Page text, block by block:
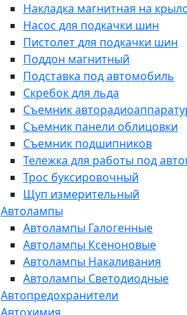
Накладка магнитная на
Насос для подкачки шин
Пистолет для подкачки шин
Поддон магнитный
Подставка под автомобиль
Скребок для льда
Съемник
Съемник панели облицовки
Съемник подшипников
Тележка для работы под
Трос буксировочный
Щуп измерительный
Автолампы
Автолампы Галогенные
Автолампы Ксеноновые
Автолампы Накаливания
Автолампы Светодиодные
Автопредохранители